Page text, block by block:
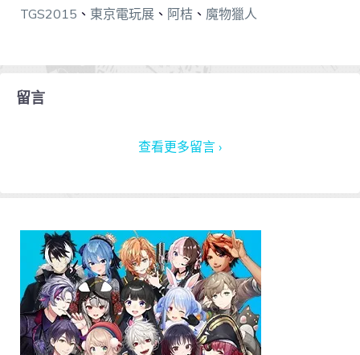
TGS2015 、 東京電玩展 、 阿桔 、 魔物獵人
留言
查看更多留言 ›